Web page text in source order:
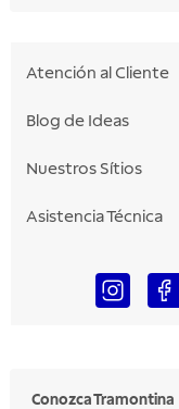
Atención al Cliente
Blog de Ideas
Nuestros Sítios
Asistencia Técnica
Conozca Tramontina